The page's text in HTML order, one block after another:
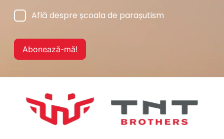
Află despre școala de parașutism
Abonează-mă!